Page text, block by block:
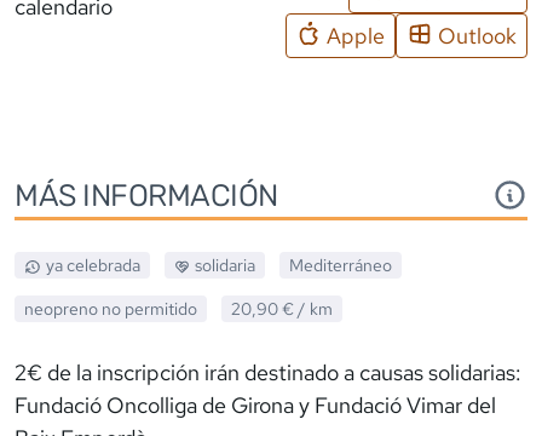
calendario
Apple
Outlook
MÁS INFORMACIÓN
ya celebrada solidaria
Mediterráneo
neopreno no permitido 20,90 € / km
2€ de la inscripción irán destinado a causas solidarias:
Fundació Oncolliga de Girona y Fundació Vimar del